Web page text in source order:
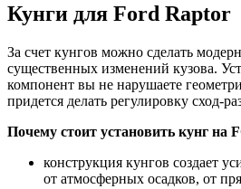
Кунги для Ford Raptor
За счет кунгов можно сделать
существенных изменений кузова.
компонент вы не нарушаете
придется делать регулировку сход-
Почему стоит установить кунг на
конструкция кунгов создает
от атмосферных осадков, от